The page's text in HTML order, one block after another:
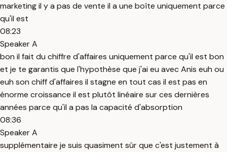
marketing il y a pas de vente il a une boîte uniquement parce
qu'il est
08:23
Speaker A
bon il fait du chiffre d'affaires uniquement parce qu'il est bon
et je te garantis que l'hypothèse que j'ai eu avec Anis euh ou
euh son chiff d'affaires il stagne en tout cas il est pas en
énorme croissance il est plutôt linéaire sur ces dernières
années parce qu'il a pas la capacité d'absorption
08:36
Speaker A
supplémentaire je suis quasiment sûr que c'est justement à